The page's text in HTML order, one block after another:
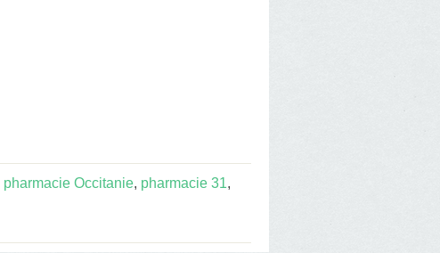
pharmacie Occitanie, pharmacie 31,